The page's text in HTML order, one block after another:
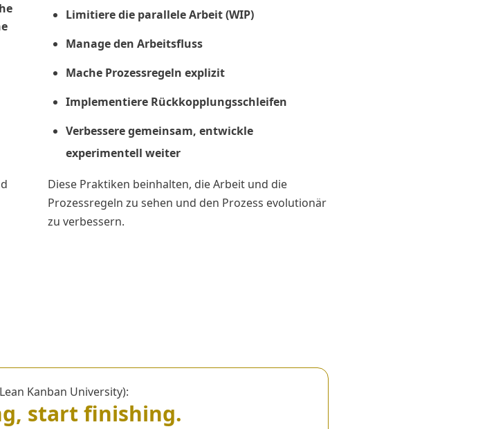
Limitiere die parallele Arbeit (WIP)
Manage den Arbeitsfluss
Mache Prozessregeln explizit
Implementiere Rückkopplungsschleifen
Verbessere gemeinsam, entwickle
experimentell weiter
Diese Praktiken beinhalten, die Arbeit und die
Prozessregeln zu sehen und den Prozess evolutionär
zu verbessern.
Kanban University):
start finishing.